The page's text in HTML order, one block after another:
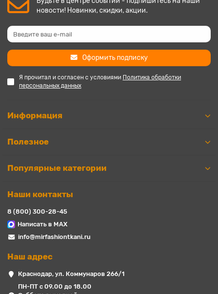
новости! Новинки, скидки, акции.
Оформить подписку
Я прочитал и согласен с условиями Политика обработки
персональных данных
Информация
Полезное
Популярные категории
Наши контакты
8 (800) 300-28-45
Написать в MAX
info@mirfashiontkani.ru
Наш адрес
Краснодар, ул. Коммунаров 266/1
ПН-ПТ с 09.00 до 18.00